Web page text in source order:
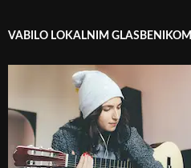
VABILO LOKALNIM GLASBENIKOM